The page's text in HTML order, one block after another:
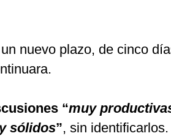
nuevo plazo, de cinco
“muy
sólidos”, sin identificarlos.